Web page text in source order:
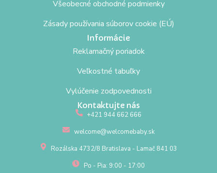
Všeobecné obchodné podmienky
Zásady používania súborov cookie (EÚ)
Informácie
Reklamačný poriadok
Veľkostné tabuľky
Vylúčenie zodpovednosti
Kontaktujte nás
+421 944 662 666
welcome@welcomebaby.sk
Rozálska 4732/8 Bratislava - Lamač 841 03
Po - Pia: 9:00 - 17:00